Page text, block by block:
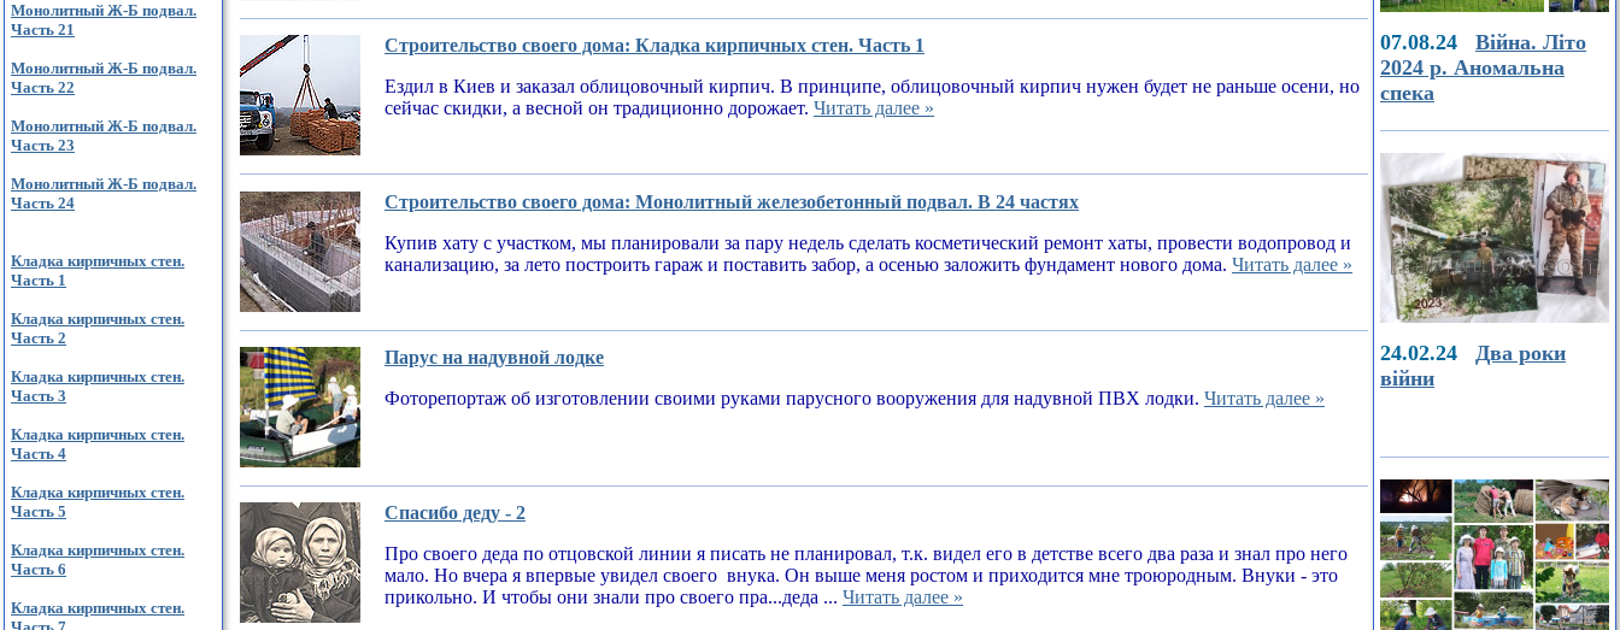
Монолитный Ж-Б подвал.
Часть 21
Монолитный Ж-Б подвал.
Часть 22
Монолитный Ж-Б подвал.
Часть 23
Монолитный Ж-Б подвал.
Часть 24
Кладка кирпичных стен.
Часть 1
Кладка кирпичных стен.
Часть 2
Кладка кирпичных стен.
Часть 3
Кладка кирпичных стен.
Часть 4
Кладка кирпичных стен.
Часть 5
Кладка кирпичных стен.
Часть 6
Кладка кирпичных стен.
Строительство своего дома: Кладка кирпичных стен. Часть 1
Ездил в Киев и заказал облицовочный кирпич. В принципе, облицовочный кирпич нужен будет не раньше осени, но
сейчас скидки, а весной он традиционно дорожает. Читать далее »
Строительство своего дома: Монолитный железобетонный подвал. В 24 частях
Купив хату с участком, мы планировали за пару недель сделать косметический ремонт хаты, провести водопровод и
канализацию, за лето построить гараж и поставить забор, а осенью заложить фундамент нового дома. Читать далее »
Парус на надувной лодке
Фоторепортаж об изготовлении своими руками парусного вооружения для надувной ПВХ лодки. Читать далее »
Спасибо деду - 2
Про своего деда по отцовской линии я писать не планировал, т.к. видел его в детстве всего два раза и знал про него
мало. Но вчера я впервые увидел своего внука. Он выше меня ростом и приходится мне троюродным. Внуки - это
прикольно. И чтобы они знали про своего пра...деда ... Читать далее »
07.08.24 Війна. Літо
2024 р. Аномальна
спека
24.02.24 Два роки
війни